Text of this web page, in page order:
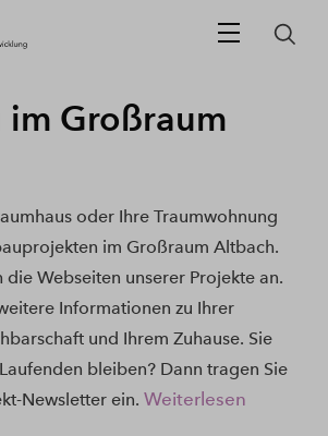
im Großraum
oder Ihre Traumwohnung
im Großraum Altbach.
die Webseiten unserer Projekte an.
Informationen zu Ihrer
und Ihrem Zuhause. Sie
bleiben? Dann tragen Sie
Newsletter ein. Weiterlesen